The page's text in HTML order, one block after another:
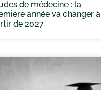
de médecine : la
année va changer à
de 2027